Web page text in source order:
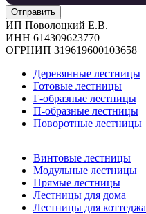
ИП Поволоцкий Е.В.
ИНН 614309623770
ОГРНИП 319619600103658
Деревянные лестницы
Готовые лестницы
Г-образные лестницы
П-образные лестницы
Поворотные лестницы
Винтовые лестницы
Модульные лестницы
Прямые лестницы
Лестницы для дома
Лестницы для коттеджа